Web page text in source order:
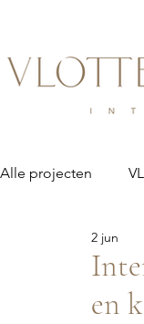
Alle projecten
en
2 jun